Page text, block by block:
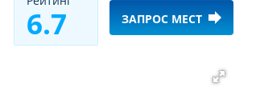
6.7 ЗАПРОС МЕСТ forward